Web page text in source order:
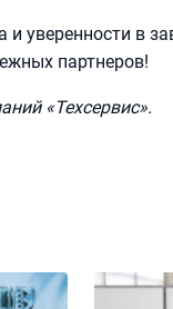
уверенности в
партнеров!
«Техсервис».